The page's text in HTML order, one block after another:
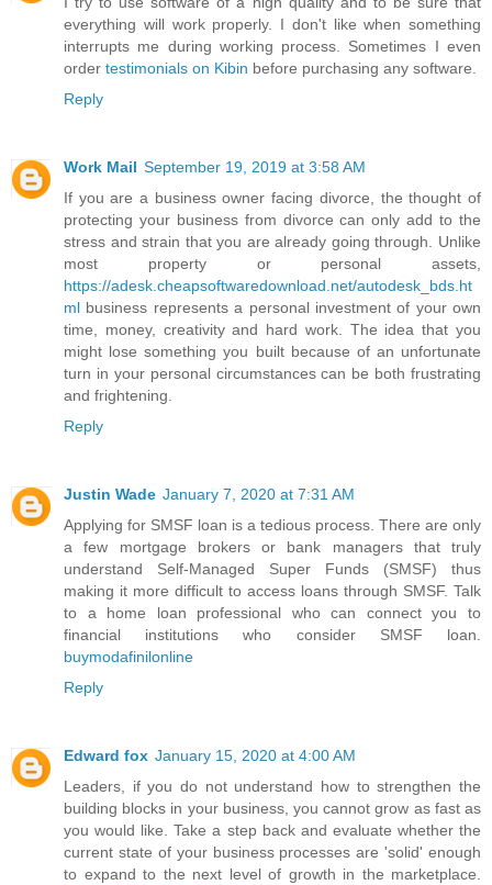
everything will work properly. I don't like when something
interrupts me during working process. Sometimes I even
order testimonials on Kibin before purchasing any software.
Reply
Work Mail September 19, 2019 at 3:58 AM
If you are a business owner facing divorce, the thought of
protecting your business from divorce can only add to the
stress and strain that you are already going through. Unlike
most property or personal assets,
https://adesk.cheapsoftwaredownload.net/autodesk_bds.ht
ml business represents a personal investment of your own
time, money, creativity and hard work. The idea that you
might lose something you built because of an unfortunate
turn in your personal circumstances can be both frustrating
and frightening.
Reply
Justin Wade January 7, 2020 at 7:31 AM
Applying for SMSF loan is a tedious process. There are only
a few mortgage brokers or bank managers that truly
understand Self-Managed Super Funds (SMSF) thus
making it more difficult to access loans through SMSF. Talk
to a home loan professional who can connect you to
financial institutions who consider SMSF loan.
buymodafinilonline
Reply
Edward fox January 15, 2020 at 4:00 AM
Leaders, if you do not understand how to strengthen the
building blocks in your business, you cannot grow as fast as
you would like. Take a step back and evaluate whether the
current state of your business processes are 'solid' enough
to expand to the next level of growth in the marketplace.